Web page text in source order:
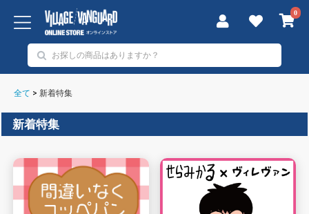
0
全て > 新着特集
新着特集